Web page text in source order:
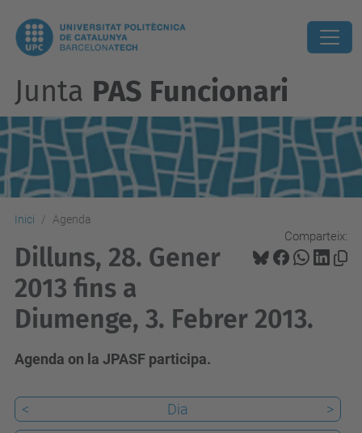
Junta PAS Funcionari
Inici Agenda
Comparteix:
Dilluns, 28. Gener
2013 fins a
Diumenge, 3. Febrer 2013.
Agenda on la JPASF participa.
< Dia
>